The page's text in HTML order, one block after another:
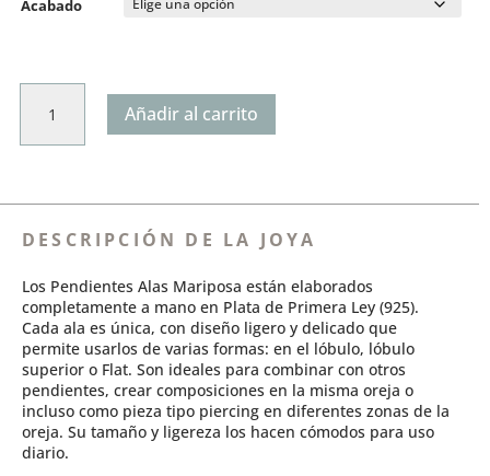
Acabado
Añadir al carrito
DESCRIPCIÓN DE LA JOYA
Los Pendientes Alas Mariposa están elaborados
completamente a mano en Plata de Primera Ley (925).
Cada ala es única, con diseño ligero y delicado que
permite usarlos de varias formas: en el lóbulo, lóbulo
superior o Flat. Son ideales para combinar con otros
pendientes, crear composiciones en la misma oreja o
incluso como pieza tipo piercing en diferentes zonas de la
oreja. Su tamaño y ligereza los hacen cómodos para uso
diario.